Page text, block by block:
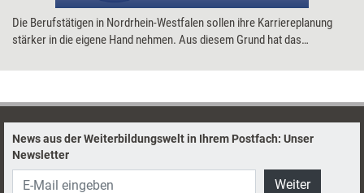
Die Berufstätigen in Nordrhein-Westfalen sollen ihre Karriereplanung
stärker in die eigene Hand nehmen. Aus diesem Grund hat das
entwickelt, mit dem Menschen die eigenen Fähigkeiten, Interessen und
News aus der Weiterbildungswelt in Ihrem Postfach: Unser
Newsletter
Weiter